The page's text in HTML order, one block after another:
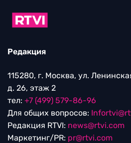
Редакция
115280, г. Москва, ул.
д. 26, этаж 2
тел: +7 (499) 579-86-96
Для общих вопросов:
Редакция RTVI: news@rtvi.com
Маркетинг/PR: pr@rtvi.com